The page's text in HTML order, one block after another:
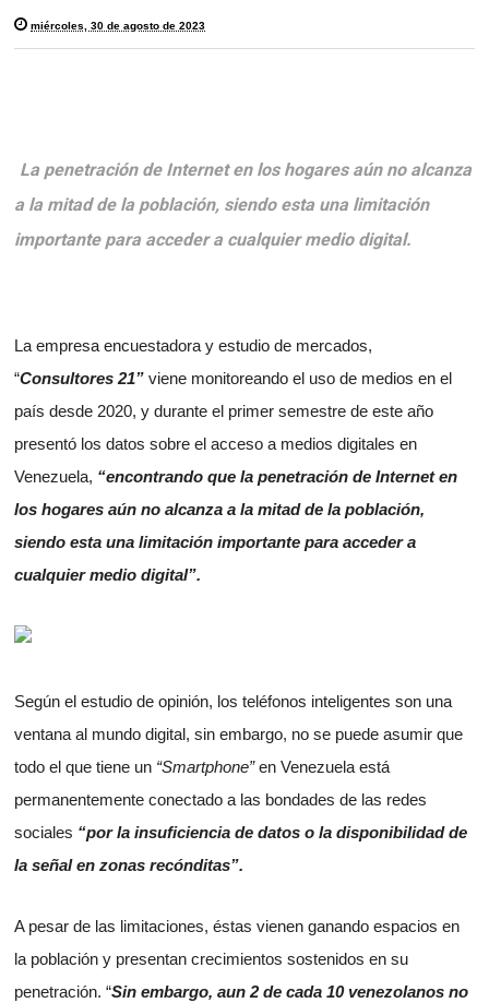
miércoles, 30 de agosto de 2023
La penetración de Internet en los hogares aún no alcanza
a la mitad de la población, siendo esta una limitación
importante para acceder a cualquier medio digital.
La empresa encuestadora y estudio de mercados,
“Consultores 21” viene monitoreando el uso de medios en el
país desde 2020, y durante el primer semestre de este año
presentó los datos sobre el acceso a medios digitales en
Venezuela, “encontrando que la penetración de Internet en
los hogares aún no alcanza a la mitad de la población,
siendo esta una limitación importante para acceder a
cualquier medio digital”.
Según el estudio de opinión, los teléfonos inteligentes son una
ventana al mundo digital, sin embargo, no se puede asumir que
todo el que tiene un “Smartphone”en Venezuela está
permanentemente conectado a las bondades de las redes
sociales “por la insuficiencia de datos o la disponibilidad de
la señal en zonas recónditas”.
A pesar de las limitaciones, éstas vienen ganando espacios en
la población y presentan crecimientos sostenidos en su
penetración. “Sin embargo, aun 2 de cada 10 venezolanos no